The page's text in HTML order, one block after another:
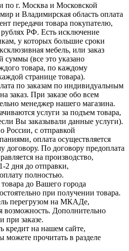
по г. Москва и Московской
и Владимирская область оплата
передачи товара покупателю,
РФ. Есть исключение
у которых большие сроки
мебель, или заказ
суммы (все это указано
товара, по каждому
странице товара).
по заказам по индивидуальным
заказ. При заказе обо всем
менеджер нашего магазина.
услуги за подъем товара,
Вы заказывали данные услуги).
России, с отправкой
оплата осуществляется
договору. По договору предоплата
на производство,
2 дня до отправки,
полностью.
до Вашего города
при получении товара.
перегрузом на МКАДе,
возможность. Дополнительно
при заказе.
кредит на нашем сайте,
прочитать в разделе